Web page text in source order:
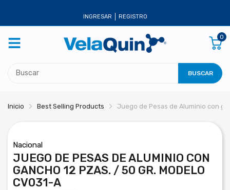
INGRESAR REGISTRO
0
BUSCAR
Inicio Best Selling Products Juego de Pesas de Aluminio con
Nacional
JUEGO DE PESAS DE ALUMINIO CON
GANCHO 12 PZAS. / 50 GR. MODELO
CV031-A